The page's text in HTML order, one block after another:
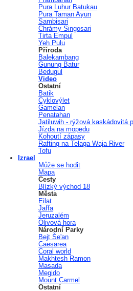
Pura Luhur Batukau
Pura Taman Ayun
Sambisari
Chrámy Singosari
Tirta Empul
Yeh Pulu
Příroda
Balekambang
Gunung Batur
Bedugul
Video
Ostatní
Batik
Cyklovýlet
Gamelan
Penatahan
Jatiluwih - rýžová kaskádovitá
Jízda na mopedu
Kohoutí zápasy
Rafting na Telaga Waja River
Tofu
Izrael
Může se hodit
Mapa
Cesty
Blízký východ 18
Města
Eilat
Jaffa
Jeruzalém
Olivová hora
Národní Parky
Bejt Še'an
Caesarea
Coral world
Makhtesh Ramon
Masada
Megido
Mount Carmel
Ostatní